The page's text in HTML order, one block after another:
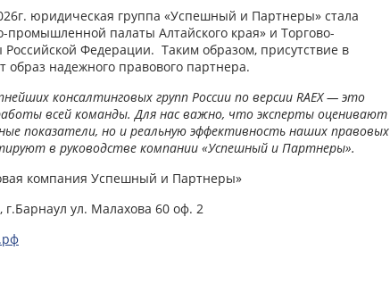
юридическая группа «Успешный и Партнеры» стала
промышленной палаты Алтайского края» и Торгово-
Федерации. Таким образом, присутствие в
образ надежного правового партнера.
консалтинговых групп России по версии RAEX — это
всей команды. Для нас важно, что эксперты оценивают
показатели, но и реальную эффективность наших правовых
в руководстве компании «Успешный и Партнеры».
компания Успешный и Партнеры»
г.Барнаул ул. Малахова 60 оф. 2